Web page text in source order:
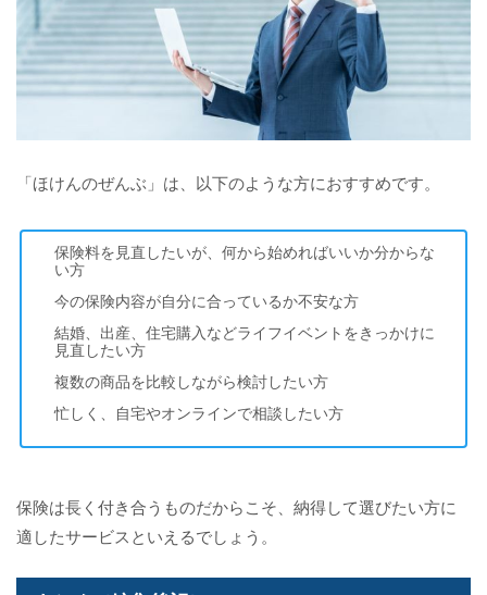
「ほけんのぜんぶ」は、以下のような方におすすめです。
保険料を見直したいが、何から始めればいいか分からな
い方
今の保険内容が自分に合っているか不安な方
結婚、出産、住宅購入などライフイベントをきっかけに
見直したい方
複数の商品を比較しながら検討したい方
忙しく、自宅やオンラインで相談したい方
保険は長く付き合うものだからこそ、納得して選びたい方に
適したサービスといえるでしょう。